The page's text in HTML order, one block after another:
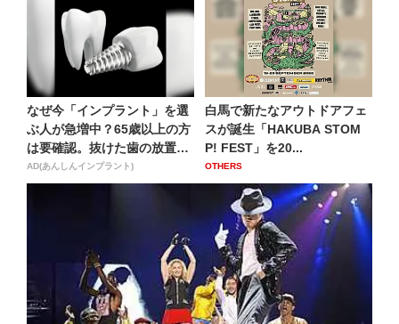
なぜ今「インプラント」を選
ぶ人が急増中？65歳以上の方
は要確認。抜けた歯の放置
は...
AD(あんしんインプラント)
白馬で新たなアウトドアフェ
スが誕生「HAKUBA STOM
P! FEST」を20...
OTHERS